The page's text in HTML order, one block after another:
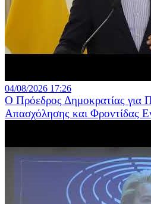
04/08/2026 17:26
Ο Πρόεδρος Δημοκρατίας για
Απασχόλησης και Φροντίδας